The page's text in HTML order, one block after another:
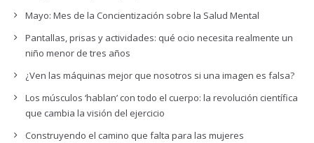
Mayo: Mes de la Concientización sobre la Salud Mental
Pantallas, prisas y actividades: qué ocio necesita realmente un
niño menor de tres años
¿Ven las máquinas mejor que nosotros si una imagen es falsa?
Los músculos ‘hablan’ con todo el cuerpo: la revolución científica
que cambia la visión del ejercicio
Construyendo el camino que falta para las mujeres